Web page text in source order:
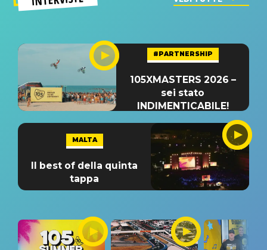
#PARTNERSHIP
105XMASTERS 2026 –
sei stato
INDIMENTICABILE!
MALTA
Il best of della quinta
tappa